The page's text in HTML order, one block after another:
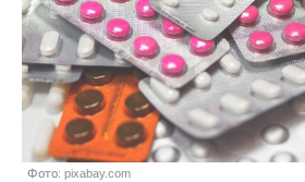
Фото: pixabay.com